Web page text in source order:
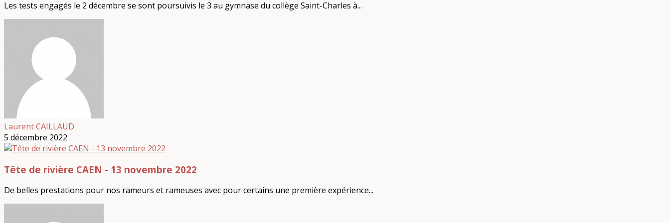
Les tests engagés le 2 décembre se sont poursuivis le 3 au gymnase du collège Saint-Charles à...
Laurent CAILLAUD
5 décembre 2022
Tête de rivière CAEN - 13 novembre 2022
De belles prestations pour nos rameurs et rameuses avec pour certains une première expérience...